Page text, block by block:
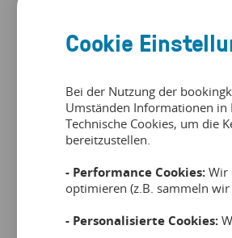
Cookie
Bei der Nutzung der
Umständen Informationen in
Technische Cookies, um die
bereitzustellen.
- Performance Cookies: Wir
optimieren (z.B. sammeln
- Personalisierte Cookies: